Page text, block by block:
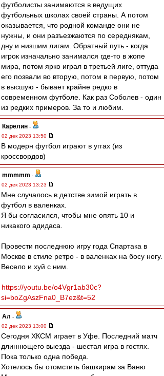
футболисты занимаются в ведущих
футбольных школах своей страны. А потом
оказывается, что родной команде они не
нужны, и они разъезжаются по середнякам,
дну и низшим лигам. Обратный путь - когда
игрок изначально занимался где-то в жопе
мира, потом ярко играл в третьей лиге, оттуда
его позвали во вторую, потом в первую, потом
в высшую - бывает крайне редко в
современном футболе. Как раз Соболев - один
из редких примеров. За то и любим.
Карелин -
02 дек 2023 13:50
В модерн футбол играют в уггах (из
кроссвордов)
mmmmm -
02 дек 2023 13:23
Мне случалось в детстве зимой играть в
футбол в валенках.
Я бы согласился, чтобы мне опять 10 и
никакого адидаса.
Провести последнюю игру года Спартака в
Москве в стиле ретро - в валенках на босу ногу.
Весело и хуй с ним.
https://youtu.be/o4Vgr1ab30c?
si=boZgAszFna0_B7ez&t=52
Ал -
02 дек 2023 13:00
Сегодня ХКСМ играет в Уфе. Последний матч
длиннющего выезда - шестая игра в гостях.
Пока только одна победа.
Хотелось бы отомстить башкирам за Ваню